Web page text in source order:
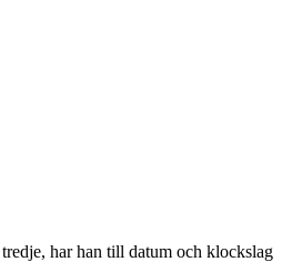
har han till datum och klockslag